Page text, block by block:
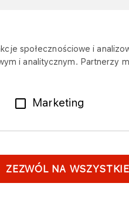
społecznościowe i
i analitycznym. Partnerzy
Marketing
ZEZWÓL NA WSZYSTKIE